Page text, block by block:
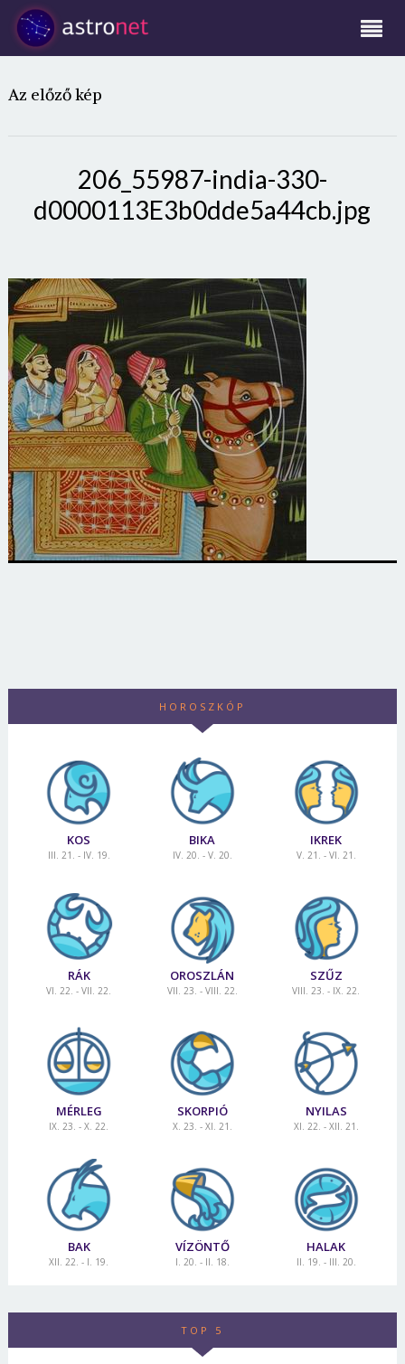
Az előző kép
206_55987-india-330-
d0000113E3b0dde5a44cb.jpg
HOROSZKÓP
KOS
III. 21. - IV. 19.
BIKA
IV. 20. - V. 20.
IKREK
V. 21. - VI. 21.
RÁK
VI. 22. - VII. 22.
OROSZLÁN
VII. 23. - VIII. 22.
SZŰZ
VIII. 23. - IX. 22.
MÉRLEG
IX. 23. - X. 22.
SKORPIÓ
X. 23. - XI. 21.
NYILAS
XI. 22. - XII. 21.
BAK
XII. 22. - I. 19.
VÍZÖNTŐ
I. 20. - II. 18.
HALAK
II. 19. - III. 20.
TOP 5